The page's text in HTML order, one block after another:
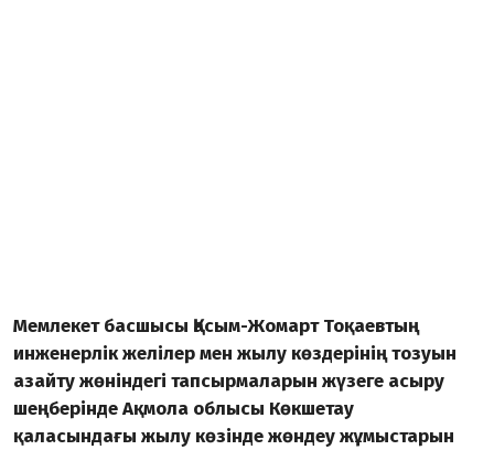
Мемлекет басшысы Қасым-Жомарт Тоқаевтың
инженерлік желілер мен жылу көздерінің тозуын
азайту жөніндегі тапсырмаларын жүзеге асыру
шеңберінде Ақмола облысы Көкшетау
қаласындағы жылу көзінде жөндеу жұмыстарын